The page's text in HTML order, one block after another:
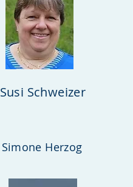
Susi Schweizer
Simone Herzog